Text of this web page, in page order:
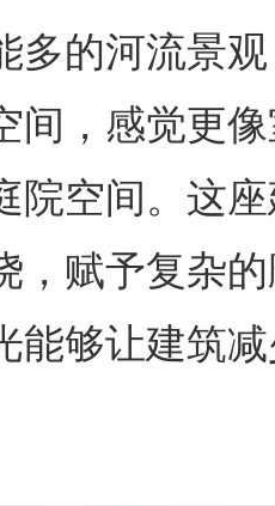
多的河流景
间，感觉更
院空间。这
，赋予复杂
能够让建筑